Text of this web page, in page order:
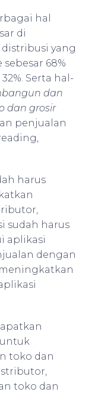
hal
di
distribusi yang
68%
Serta hal-
dan
dan grosir
penjualan
harus
sudah harus
aplikasi
dengan
toko dan
toko dan